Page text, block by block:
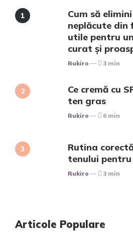
Cum să
neplăcute din
utile pentru
curat și
Posted
Rukiro 3 min
Ce cremă cu
ten gras
Posted
Rukiro 6 min
Rutina
tenului
Posted
Rukiro 3 min
Articole Populare